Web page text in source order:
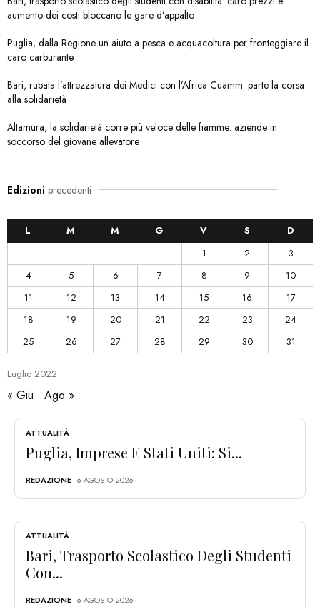
aumento dei costi bloccano le gare d’appalto
Puglia, dalla Regione un aiuto a pesca e acquacoltura per fronteggiare il
caro carburante
Bari, rubata l’attrezzatura dei Medici con l’Africa Cuamm: parte la corsa
alla solidarietà
Altamura, la solidarietà corre più veloce delle fiamme: aziende in
soccorso del giovane allevatore
Edizioni precedenti
Luglio 2022
L M M G V S
D
1
2
3
4
5 6 7 8 9
10
11
12 13 14 15 16
17
18
19 20 21 22 23
24
25
26 27 28 29 30 31
« Giu Ago »
ATTUALITÀ
Puglia, Imprese E Stati Uniti: Si...
REDAZIONE- 6 AGOSTO 2026
ATTUALITÀ
Bari, Trasporto Scolastico Degli Studenti
Con...
REDAZIONE- 6 AGOSTO 2026